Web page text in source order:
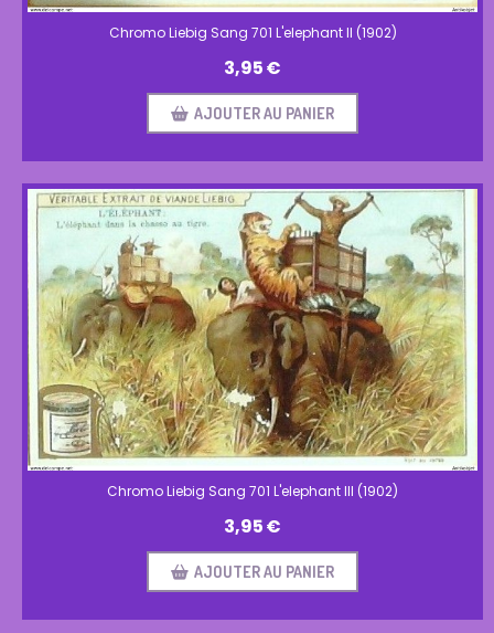
Chromo Liebig Sang 701 L'elephant II (1902)
3,95€
AJOUTER AU PANIER
Chromo Liebig Sang 701 L'elephant III (1902)
3,95€
AJOUTER AU PANIER